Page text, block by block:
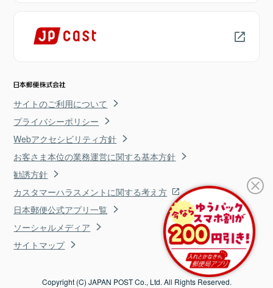
サイトのご利用について
プライバシーポリシー
Webアクセシビリティ方針
お客さま本位の業務運営に関する基本方針
勧誘方針
カスタマーハラスメントに関する考え方
日本郵便公式アプリ一覧
ソーシャルメディア
サイトマップ
Copyright (C) JAPAN POST Co., Ltd. All Rights Reserved.